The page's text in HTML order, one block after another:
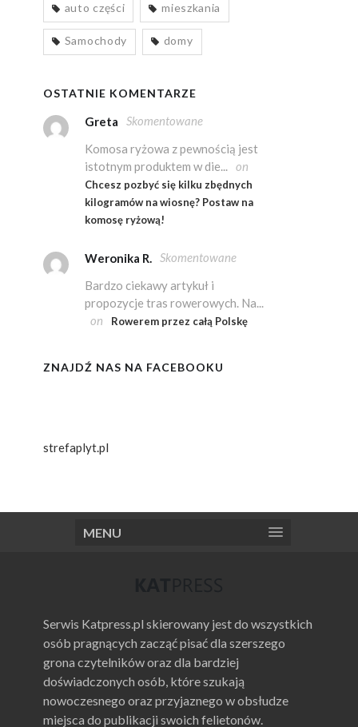
auto części mieszkania
Samochody domy
OSTATNIE KOMENTARZE
Greta
Skomentowane
Komosa ryżowa z pewnością jest
istotnym produktem w die... on
Chcesz pozbyć się kilku zbędnych
kilogramów na wiosnę? Postaw na
komosę ryżową!
Weronika R. Skomentowane
Bardzo ciekawy artykuł i
propozycje tras rowerowych. Na...
on
Rowerem przez całą Polskę
ZNAJDŹ NAS NA FACEBOOKU
strefaplyt.pl
MENU
Serwis Katpress.pl skierowany jest do wszystkich
osób pragnących zacząć pisać dla szerszego
grona czytelników oraz dla bardziej
doświadczonych osób, które szukają
nowoczesnego oraz przyjaznego w obsłudze
miejsca do publikacji swoich felietonów.